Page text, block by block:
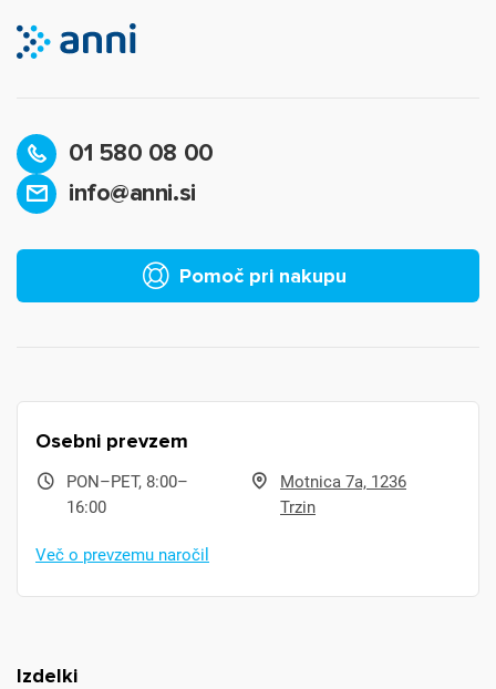
01 580 08 00
info@anni.si
Pomoč pri nakupu
Izdelki
Osebni prevzem
PON–PET, 8:00–
16:00
Motnica 7a, 1236
Trzin
Več o prevzemu naročil